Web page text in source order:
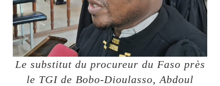
Le substitut du procureur du Faso près
le TGI de Bobo-Dioulasso, Abdoul